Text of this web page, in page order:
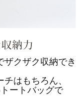
ザクザク収納でき
はもちろん、
ートバッグで